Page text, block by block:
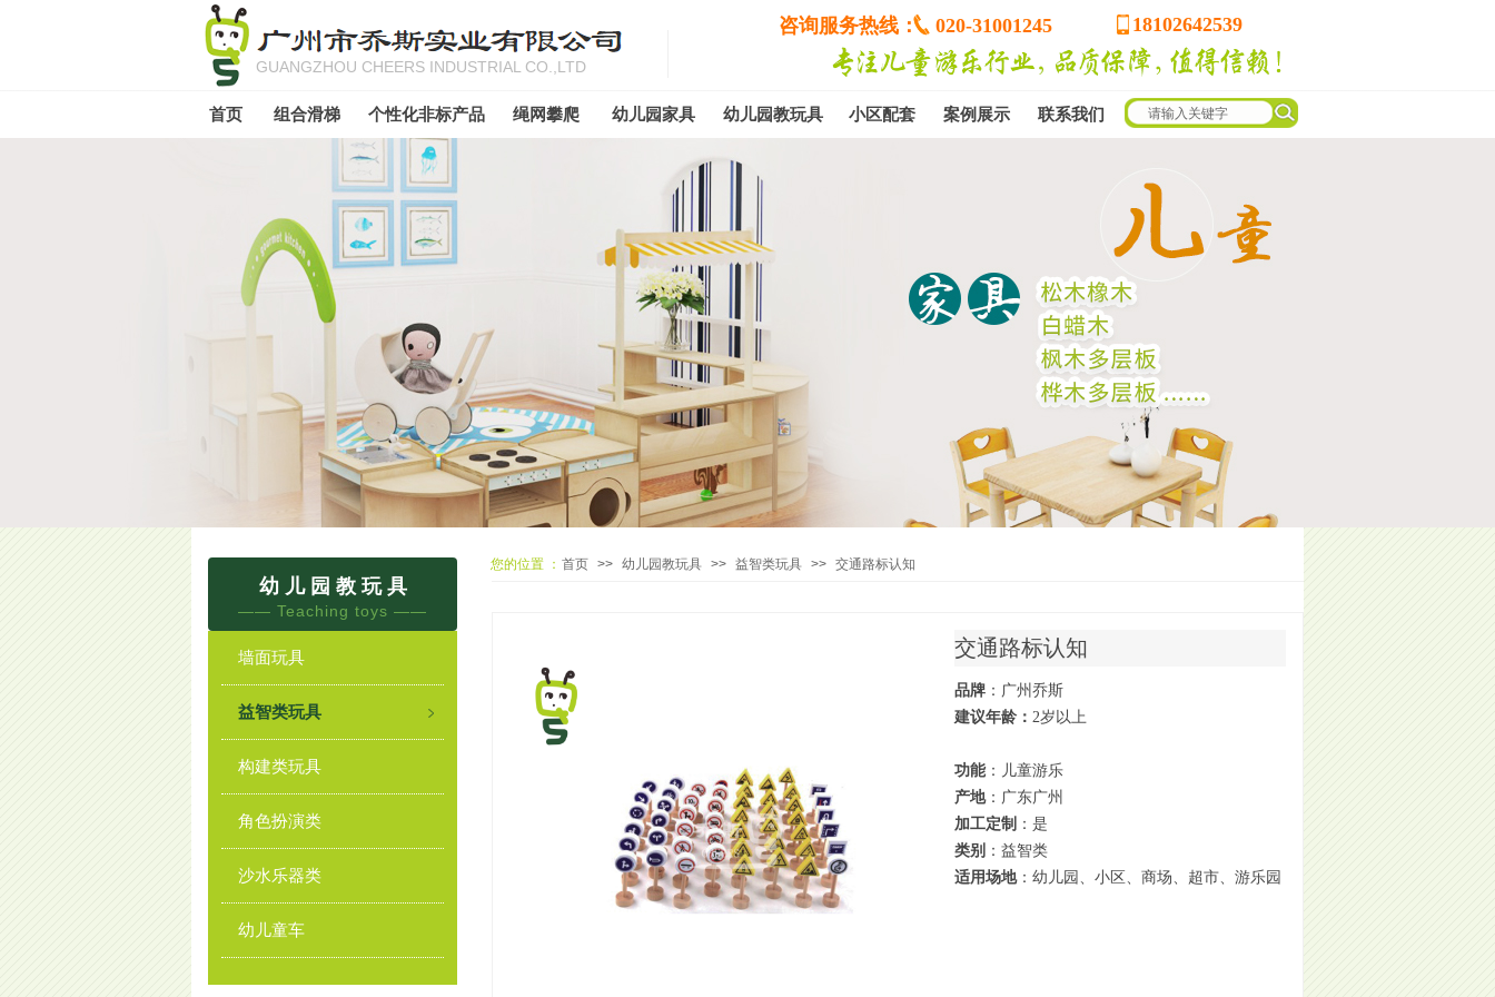
您的位置 ： 首页 >> 幼儿园教玩具 >> 益智类玩具 >> 交通路标认知
幼 儿 园 教 玩 具
—— Teaching toys ——
交通路标认知
品牌 ：广州乔斯
建议年龄： 2岁以上
功能：儿童游乐
产地：广东广州
加工定制 ：是
类别 ：益智类
适用场地：幼儿园、小区、商场、超市、游乐园
墙面玩具
益智类玩具
构建类玩具
角色扮演类
沙水乐器类
幼儿童车
联系我们
案例展示
小区配套
绳网攀爬
个性化非标产品
组合滑梯 幼儿园家具
首页
GUANGZHOU CHEERS INDUSTRIAL CO.,LTD
18102642539
020-31001245
幼儿园教玩具
咨询服务热线：